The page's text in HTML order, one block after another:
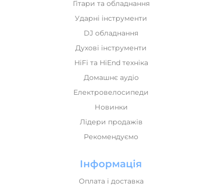
HiFi та HiEnd техніка
Домашнє аудіо
Електровелосипеди
Новинки
Лідери продажів
Рекомендуємо
Інформація
Оплата і доставка
Обмін та повернення
Мій кабінет
Політика конфіденційності